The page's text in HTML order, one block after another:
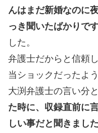
んはまだ新婚なのに
っき聞いたばかりです
した。
弁護士だからと信頼
当ショックだったよう
大渕弁護士の言い分
た時に、収録直前に
しい事だと聞きまし